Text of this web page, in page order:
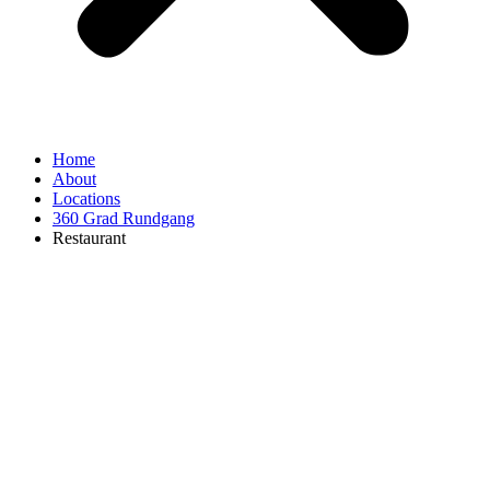
Home
About
Locations
360 Grad Rundgang
Restaurant